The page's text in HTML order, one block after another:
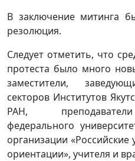
В заключение митинга
резолюция.
Следует отметить, что
протеста было много
заместители,
секторов Институтов
РАН,
федерального
организации
ориентации», учителя и